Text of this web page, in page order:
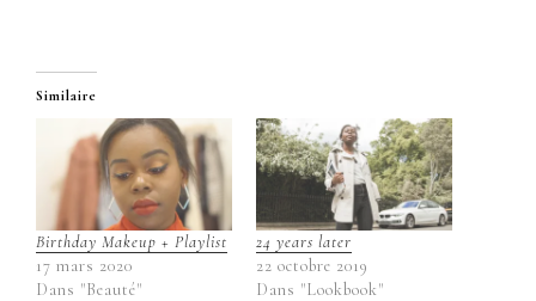
Similaire
Birthday Makeup + Playlist
17 mars 2020
Dans "Beauté"
24 years later
22 octobre 2019
Dans "Lookbook"